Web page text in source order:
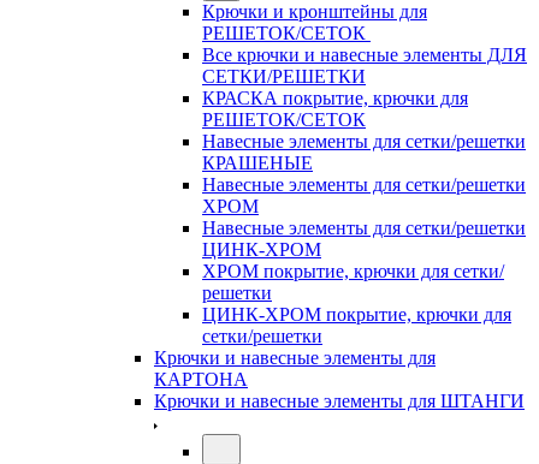
Крючки и кронштейны для
РЕШЕТОК/СЕТОК
Все крючки и навесные элементы ДЛЯ
СЕТКИ/РЕШЕТКИ
КРАСКА покрытие, крючки для
РЕШЕТОК/СЕТОК
Навесные элементы для сетки/решетки
КРАШЕНЫЕ
Навесные элементы для сетки/решетки
ХРОМ
Навесные элементы для сетки/решетки
ЦИНК-ХРОМ
ХРОМ покрытие, крючки для сетки/
решетки
ЦИНК-ХРОМ покрытие, крючки для
сетки/решетки
Крючки и навесные элементы для
КАРТОНА
Крючки и навесные элементы для ШТАНГИ